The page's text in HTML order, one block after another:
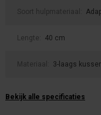
Soort hulpmateriaal:
Lengte: 40 cm
Materiaal: 3-laags
Bekijk alle specificaties